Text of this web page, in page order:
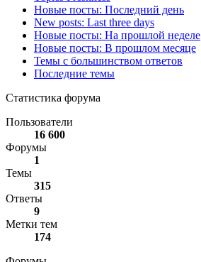
Новые посты: Последний день
New posts: Last three days
Новые посты: На прошлой неделе
Новые посты: В прошлом месяце
Темы с большинством ответов
Последние темы
Статистика форума
Пользователи
16 600
Форумы
1
Темы
315
Ответы
9
Метки тем
174